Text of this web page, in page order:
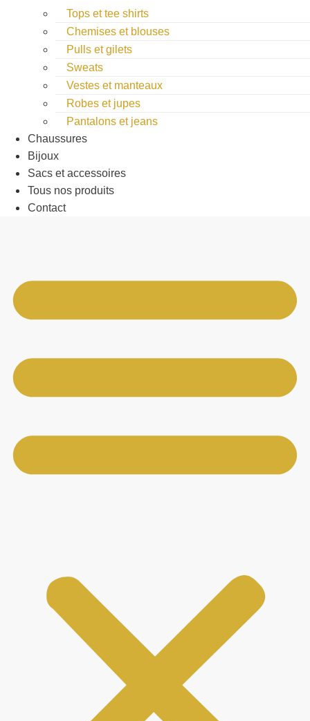
Tops et tee shirts
Chemises et blouses
Pulls et gilets
Sweats
Vestes et manteaux
Robes et jupes
Pantalons et jeans
Chaussures
Bijoux
Sacs et accessoires
Tous nos produits
Contact